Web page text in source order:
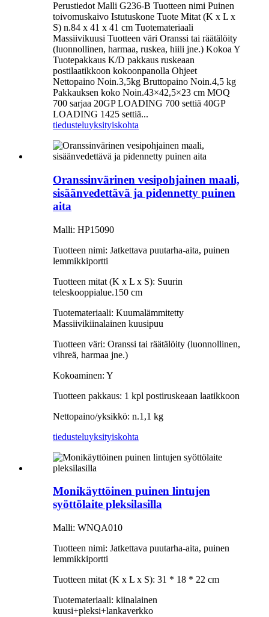
Perustiedot Malli G236-B Tuotteen nimi Puinen
toivomuskaivo Istutuskone Tuote Mitat (K x L x
S) n.84 x 41 x 41 cm Tuotemateriaali
Massiivikuusi Tuotteen väri Oranssi tai räätälöity
(luonnollinen, harmaa, ruskea, hiili jne.) Kokoa Y
Tuotepakkaus K/D pakkaus ruskeaan
postilaatikkoon kokoonpanolla Ohjeet
Nettopaino Noin.3,5kg Bruttopaino Noin.4,5 kg
Pakkauksen koko Noin.43×42,5×23 cm MOQ
700 sarjaa 20GP LOADING 700 settiä 40GP
LOADING 1425 settiä...
tiedusteluyksityiskohta
Oranssinvärinen vesipohjainen maali,
sisäänvedettävä ja pidennetty puinen
aita
Malli: HP15090
Tuotteen nimi: Jatkettava puutarha-aita, puinen
lemmikkiportti
Tuotteen mitat (K x L x S): Suurin
teleskooppialue.150 cm
Tuotemateriaali: Kuumalämmitetty
Massiivikiinalainen kuusipuu
Tuotteen väri: Oranssi tai räätälöity (luonnollinen,
vihreä, harmaa jne.)
Kokoaminen: Y
Tuotteen pakkaus: 1 kpl postiruskeaan laatikkoon
Nettopaino/yksikkö: n.1,1 kg
tiedusteluyksityiskohta
Monikäyttöinen puinen lintujen
syöttölaite pleksilasilla
Malli: WNQA010
Tuotteen nimi: Jatkettava puutarha-aita, puinen
lemmikkiportti
Tuotteen mitat (K x L x S): 31 * 18 * 22 cm
Tuotemateriaali: kiinalainen
kuusi+pleksi+lankaverkko